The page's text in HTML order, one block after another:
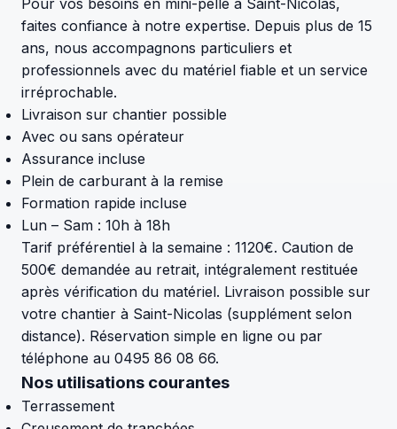
faites confiance à notre expertise. Depuis plus de 15
ans, nous accompagnons particuliers et
professionnels avec du matériel fiable et un service
irréprochable.
Livraison sur chantier possible
Avec ou sans opérateur
Assurance incluse
Plein de carburant à la remise
Formation rapide incluse
Lun – Sam : 10h à 18h
Tarif préférentiel à la semaine : 1120€. Caution de
500€ demandée au retrait, intégralement restituée
après vérification du matériel. Livraison possible sur
votre chantier à Saint-Nicolas (supplément selon
distance). Réservation simple en ligne ou par
téléphone au 0495 86 08 66.
Nos utilisations courantes
Terrassement